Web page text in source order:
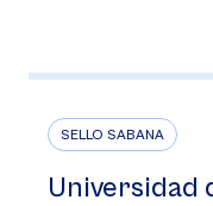
SELLO SABANA
Universidad